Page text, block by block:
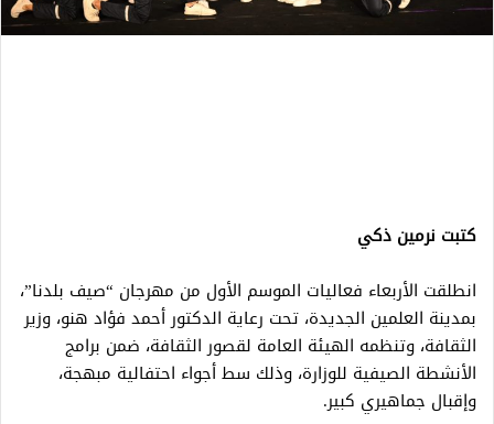
كتبت نرمين ذكي
انطلقت الأربعاء فعاليات الموسم الأول من مهرجان “صيف بلدنا”،
بمدينة العلمين الجديدة، تحت رعاية الدكتور أحمد فؤاد هنو، وزير
الثقافة، وتنظمه الهيئة العامة لقصور الثقافة، ضمن برامج
الأنشطة الصيفية للوزارة، وذلك سط أجواء احتفالية مبهجة،
وإقبال جماهيري كبير.